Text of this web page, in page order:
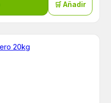
🛒 Añadir